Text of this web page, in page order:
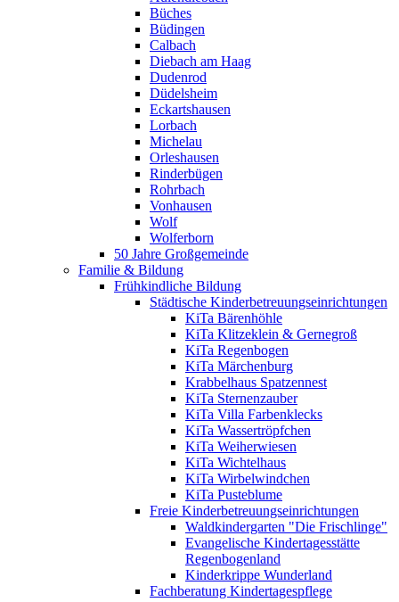
Büches
Büdingen
Calbach
Diebach am Haag
Dudenrod
Düdelsheim
Eckartshausen
Lorbach
Michelau
Orleshausen
Rinderbügen
Rohrbach
Vonhausen
Wolf
Wolferborn
50 Jahre Großgemeinde
Familie & Bildung
Frühkindliche Bildung
Städtische Kinderbetreuungseinrichtungen
KiTa Bärenhöhle
KiTa Klitzeklein & Gernegroß
KiTa Regenbogen
KiTa Märchenburg
Krabbelhaus Spatzennest
KiTa Sternenzauber
KiTa Villa Farbenklecks
KiTa Wassertröpfchen
KiTa Weiherwiesen
KiTa Wichtelhaus
KiTa Wirbelwindchen
KiTa Pusteblume
Freie Kinderbetreuungseinrichtungen
Waldkindergarten "Die Frischlinge"
Evangelische Kindertagesstätte
Regenbogenland
Kinderkrippe Wunderland
Fachberatung Kindertagespflege